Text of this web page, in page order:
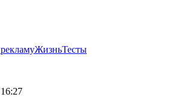
рекламуЖизньТесты